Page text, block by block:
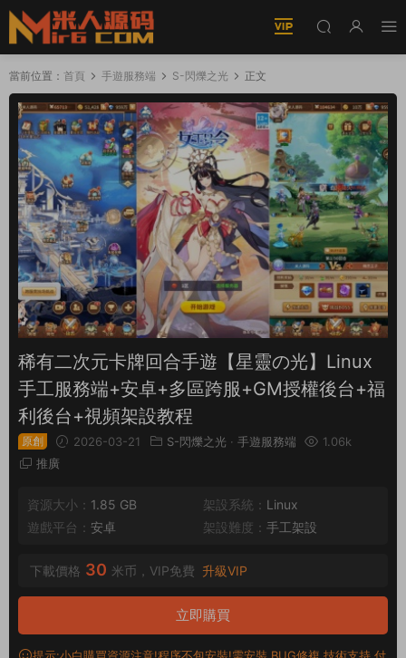
當前位置： 首頁 手遊服務端 S-閃爍之光 正文
稀有二次元卡牌回合手遊【星靈の光】Linux
手工服務端+安卓+多區跨服+GM授權後台+福
利後台+視頻架設教程
原創 2026-03-21 S-閃爍之光 · 手遊服務端
1.06k
推廣
資源大小： 1.85 GB 架設系統： Linux
遊戲平台： 安卓 架設難度： 手工架設
下載價格 30 米币，VIP免費 升級VIP
立即購買